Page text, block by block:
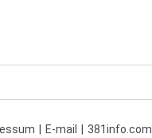
E-mail 381info.com